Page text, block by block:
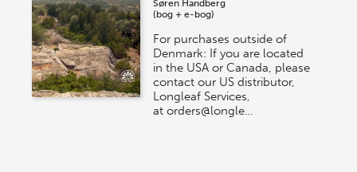
Søren Handberg
(bog + e-bog)
For purchases outside of
Denmark: If you are located
in the USA or Canada, please
contact our US distributor,
Longleaf Services,
at orders@longle…